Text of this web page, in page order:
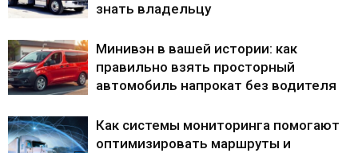
знать владельцу
Минивэн в вашей истории: как
правильно взять просторный
автомобиль напрокат без водителя
Как системы мониторинга помогают
оптимизировать маршруты и